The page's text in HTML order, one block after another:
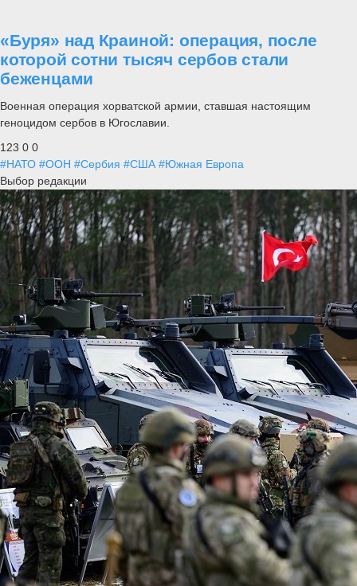
«Буря» над Краиной: операция, после
которой сотни тысяч сербов стали
беженцами
Военная операция хорватской армии, ставшая настоящим
геноцидом сербов в Югославии.
123 0 0
#НАТО #ООН #Сербия #США #Южная Европа
Выбор редакции